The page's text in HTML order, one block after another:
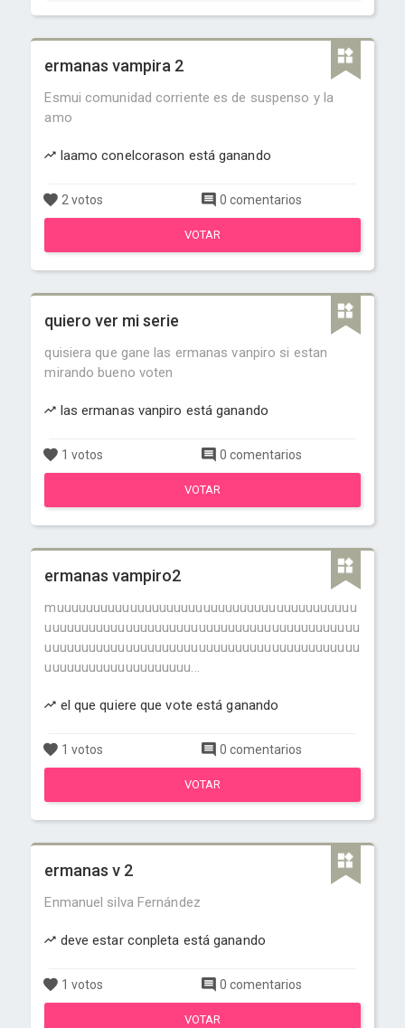
ermanas vampira 2
Esmui comunidad corriente es de suspenso y la
amo
laamo conelcorason está ganando
2 votos 0 comentarios
VOTAR
quiero ver mi serie
quisiera que gane las ermanas vanpiro si estan
mirando bueno voten
las ermanas vanpiro está ganando
1 votos 0 comentarios
VOTAR
ermanas vampiro2
muuuuuuuuuuuuuuuuuuuuuuuuuuuuuuuuuuuuuuuuu
uuuuuuuuuuuuuuuuuuuuuuuuuuuuuuuuuuuuuuuuuuu
uuuuuuuuuuuuuuuuuuuuuuuuuuuuuuuuuuuuuuuuuuu
uuuuuuuuuuuuuuuuuuuu...
el que quiere que vote está ganando
1 votos 0 comentarios
VOTAR
ermanas v 2
Enmanuel silva Fernández
deve estar conpleta está ganando
1 votos 0 comentarios
VOTAR